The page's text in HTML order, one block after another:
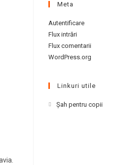
Meta
Autentificare
Flux intrări
Flux comentarii
WordPress.org
Linkuri utile
Şah pentru copiiOpens